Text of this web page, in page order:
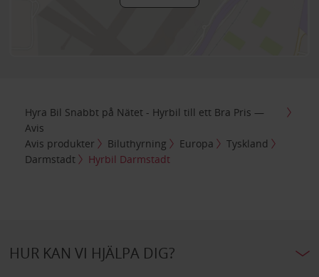
Hyra Bil Snabbt på Nätet - Hyrbil till ett Bra Pris —
Avis
Avis produkter
Biluthyrning Europa
Tyskland
Darmstadt
Hyrbil Darmstadt
HUR KAN VI HJÄLPA DIG?